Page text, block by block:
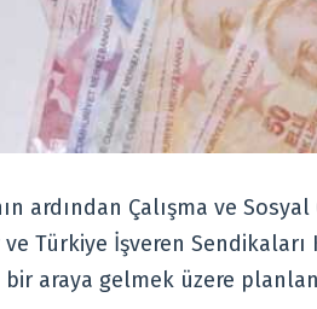
ardından Çalışma ve
Türkiye İşveren
bir araya gelmek üzere